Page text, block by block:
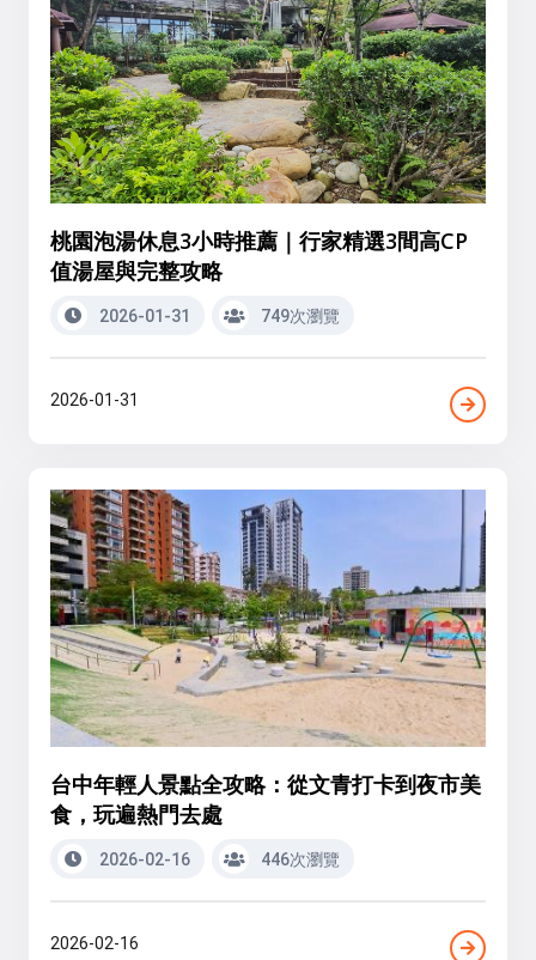
桃園泡湯休息3小時推薦｜行家精選3間高CP
值湯屋與完整攻略
2026-01-31 749次瀏覽
2026-01-31
台中年輕人景點全攻略：從文青打卡到夜市美
食，玩遍熱門去處
2026-02-16 446次瀏覽
2026-02-16